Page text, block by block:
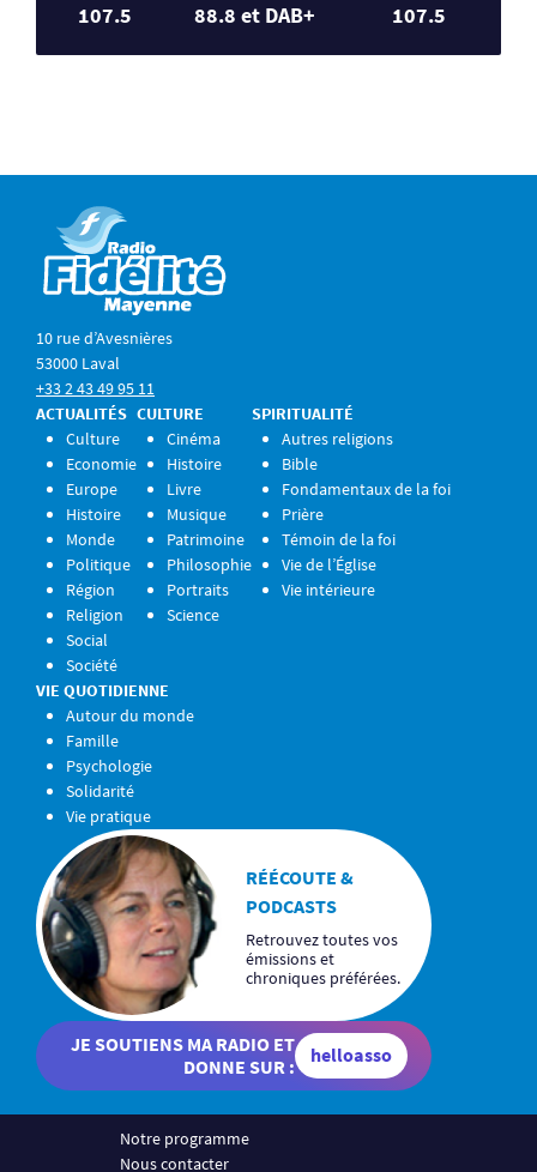
107.5
88.8 et DAB+
107.5
10 rue d’Avesnières
53000 Laval
+33 2 43 49 95 11
ACTUALITÉS
Culture
Economie
Europe
Histoire
Monde
Politique
Région
Religion
Social
Société
CULTURE
Cinéma
Histoire
Livre
Musique
Patrimoine
Philosophie
Portraits
Science
SPIRITUALITÉ
Autres religions
Bible
Fondamentaux de la foi
Prière
Témoin de la foi
Vie de l’Église
Vie intérieure
VIE QUOTIDIENNE
Autour du monde
Famille
Psychologie
Solidarité
Vie pratique
RÉÉCOUTE &
PODCASTS
Retrouvez toutes vos
émissions et
chroniques préférées.
JE SOUTIENS MA RADIO ET
DONNE SUR :
helloasso
Notre programme
Nous contacter